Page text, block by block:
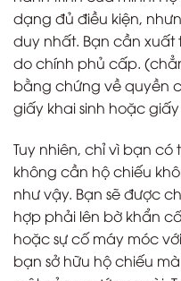
dạng đủ điều kiện,
duy nhất. Bạn cần xuất
do chính phủ cấp.
bằng chứng về quyền
giấy khai sinh hoặc
Tuy nhiên, chỉ vì bạn
không cần hộ chiếu
như vậy. Bạn sẽ được
hợp phải lên bờ khẩn
hoặc sự cố máy móc
bạn sở hữu hộ chiếu